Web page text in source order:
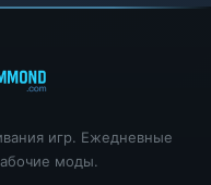
игр. Ежедневные
моды.